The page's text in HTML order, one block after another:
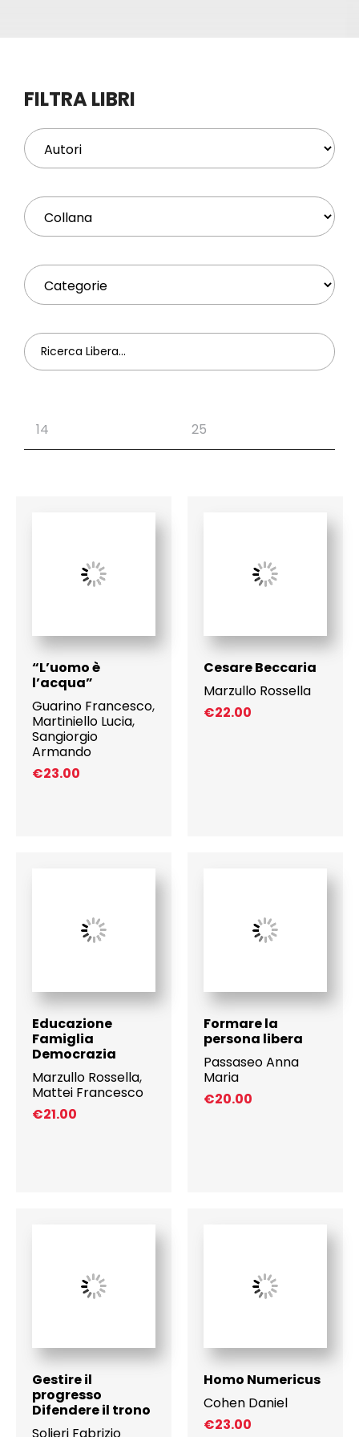
Profilo
FILTRA LIBRI
“L’uomo è
l’acqua”
Guarino Francesco,
Martiniello Lucia,
Sangiorgio
Armando
€23.00
Cesare Beccaria
Marzullo Rossella
€22.00
Educazione
Famiglia
Democrazia
Marzullo Rossella,
Mattei Francesco
€21.00
Formare la
persona libera
Passaseo Anna
Maria
€20.00
Gestire il
progresso
Difendere il trono
Homo Numericus
Cohen Daniel
€23.00